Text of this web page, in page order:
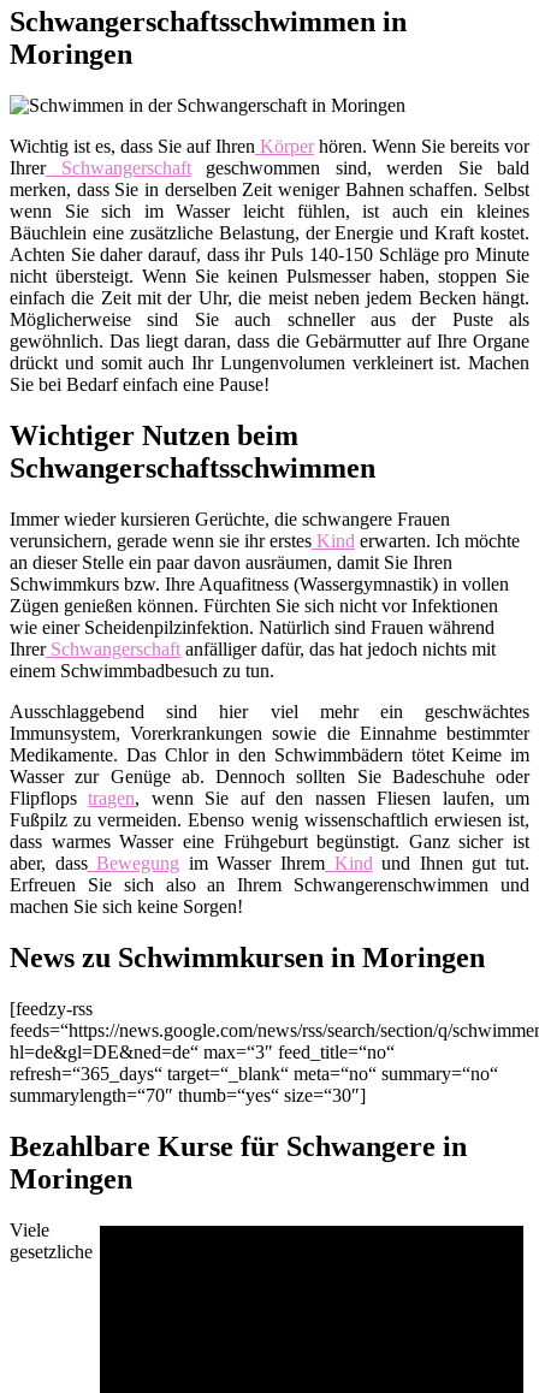
Schwangerschaftsschwimmen in
Moringen
Wichtig ist es, dass Sie auf Ihren Körperhören. Wenn Sie bereits vor
IhrerSchwangerschaftgeschwommen sind, werden Sie bald
merken, dass Sie in derselben Zeit weniger Bahnen schaffen. Selbst
wenn Sie sich im Wasser leicht fühlen, ist auch ein kleines
Bäuchlein eine zusätzliche Belastung, der Energie und Kraft kostet.
Achten Sie daher darauf, dass ihr Puls 140-150 Schläge pro Minute
nicht übersteigt. Wenn Sie keinen Pulsmesser haben, stoppen Sie
einfach die Zeit mit der Uhr, die meist neben jedem Becken hängt.
Möglicherweise sind Sie auch schneller aus der Puste als
gewöhnlich. Das liegt daran, dass die Gebärmutter auf Ihre Organe
drückt und somit auch Ihr Lungenvolumen verkleinert ist. Machen
Sie bei Bedarf einfach eine Pause!
Wichtiger Nutzen beim
Schwangerschaftsschwimmen
Immer wieder kursieren Gerüchte, die schwangere Frauen
verunsichern, gerade wenn sie ihr erstes Kind erwarten. Ich möchte
an dieser Stelle ein paar davon ausräumen, damit Sie Ihren
Schwimmkurs bzw. Ihre Aquafitness (Wassergymnastik) in vollen
Zügen genießen können. Fürchten Sie sich nicht vor Infektionen
wie einer Scheidenpilzinfektion. Natürlich sind Frauen während
IhrerSchwangerschaft anfälliger dafür, das hat jedoch nichts mit
einem Schwimmbadbesuch zu tun.
Ausschlaggebend sind hier viel mehr ein geschwächtes
Immunsystem, Vorerkrankungen sowie die Einnahme bestimmter
Medikamente. Das Chlor in den Schwimmbädern tötet Keime im
Wasser zur Genüge ab. Dennoch sollten Sie Badeschuhe oder
Flipflopstragen, wenn Sie auf den nassen Fliesen laufen, um
Fußpilz zu vermeiden. Ebenso wenig wissenschaftlich erwiesen ist,
dass warmes Wasser eine Frühgeburt begünstigt. Ganz sicher ist
aber, dassBewegung im Wasser Ihrem Kind und Ihnen gut tut.
Erfreuen Sie sich also an Ihrem Schwangerenschwimmen und
machen Sie sich keine Sorgen!
News zu Schwimmkursen in Moringen
[feedzy-rss
feeds=“https://news.google.com/news/rss/search/section/q/
hl=de&gl=DE&ned=de“ max=“3″ feed_title=“no“
refresh=“365_days“ target=“_blank“ meta=“no“ summary=“no“
summarylength=“70″ thumb=“yes“ size=“30″]
Bezahlbare Kurse für Schwangere in
Moringen
Viele
gesetzliche